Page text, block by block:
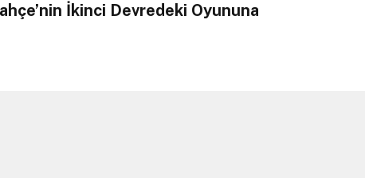
İkinci Devredeki Oyununa